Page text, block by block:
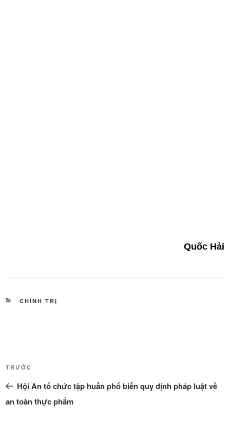
Quốc Hải
DANH
CHÍNH TRỊ
hướng
bài
viết
Bài
cũ
hơn
TRƯỚC
Hội An tổ chức tập huấn phổ biến quy định pháp luật về
an toàn thực phẩm